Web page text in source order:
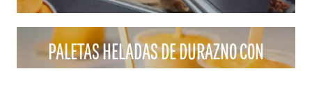
PALETAS HELADAS DE DURAZNO CON